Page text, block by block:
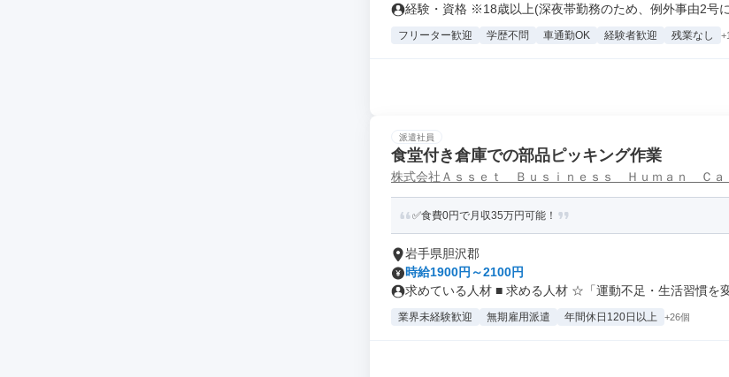
経験・資格 ※18歳以上(深夜帯勤務のため、例外事由2号
フリーター歓迎 学歴不問 車通勤OK 経験者歓迎 残業なし
派遣社員
食堂付き倉庫での部品ピッキング作業
株式会社Ａｓｓｅｔ Ｂｕｓｉｎｅｓｓ Ｈｕｍａｎ Ｃａ
✅食費0円で月収35万円可能！
岩手県胆沢郡
時給1900円～2100円
求めている人材 ■ 求める人材 ☆「運動不足・生活習慣を
業界未経験歓迎 無期雇用派遣 年間休日120日以上 +26個